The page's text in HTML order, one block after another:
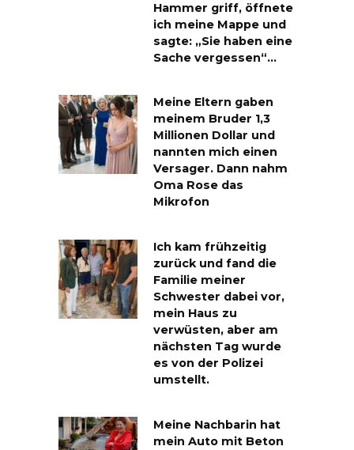
Hammer griff, öffnete
ich meine Mappe und
sagte: „Sie haben eine
Sache vergessen“…
Meine Eltern gaben
meinem Bruder 1,3
Millionen Dollar und
nannten mich einen
Versager. Dann nahm
Oma Rose das
Mikrofon
Ich kam frühzeitig
zurück und fand die
Familie meiner
Schwester dabei vor,
mein Haus zu
verwüsten, aber am
nächsten Tag wurde
es von der Polizei
umstellt.
Meine Nachbarin hat
mein Auto mit Beton